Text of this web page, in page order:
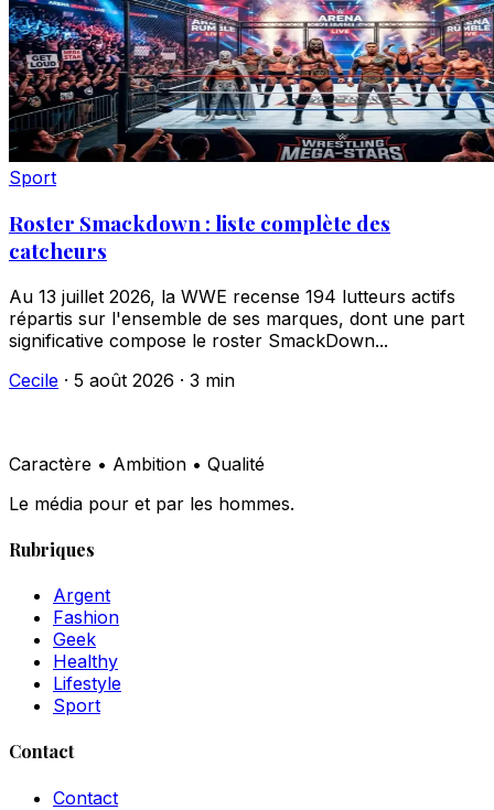
Sport
Roster Smackdown : liste complète des
catcheurs
Au 13 juillet 2026, la WWE recense 194 lutteurs actifs
répartis sur l'ensemble de ses marques, dont une part
significative compose le roster SmackDown...
Cecile · 5 août 2026 · 3 min
Caractère • Ambition • Qualité
Le média pour et par les hommes.
Rubriques
Argent
Fashion
Geek
Healthy
Lifestyle
Sport
Contact
Contact